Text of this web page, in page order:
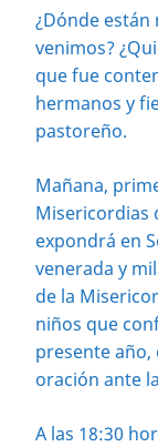
¿Dónde están
venimos?
que fue
hermanos y
pastoreño.
Mañana,
Misericordias
expondrá en
venerada y
de la
niños que
presente
oración ante
A las 18:30